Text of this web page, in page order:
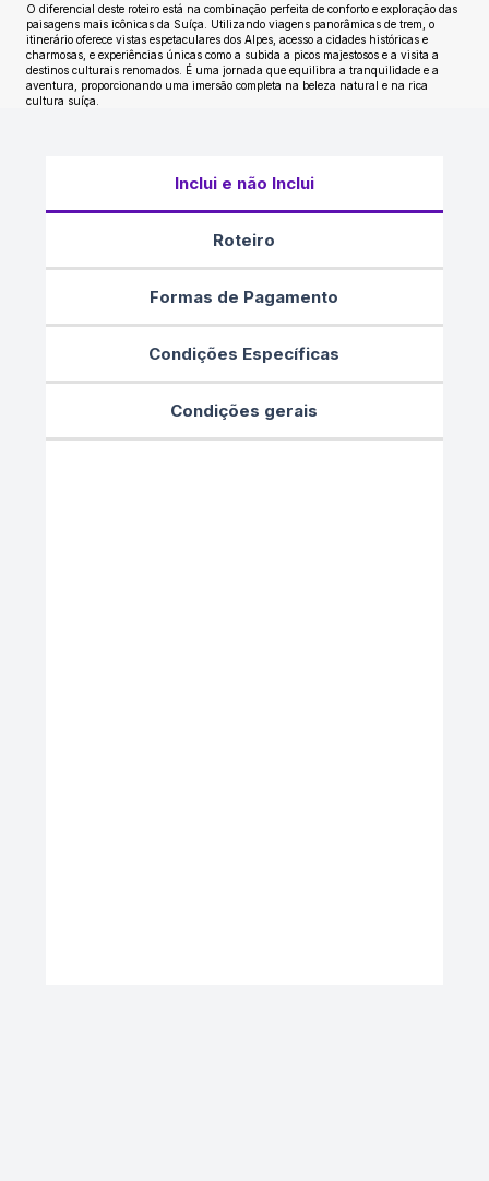
O diferencial deste roteiro está na combinação perfeita de conforto e exploração das
paisagens mais icônicas da Suíça. Utilizando viagens panorâmicas de trem, o
itinerário oferece vistas espetaculares dos Alpes, acesso a cidades históricas e
charmosas, e experiências únicas como a subida a picos majestosos e a visita a
destinos culturais renomados. É uma jornada que equilibra a tranquilidade e a
aventura, proporcionando uma imersão completa na beleza natural e na rica
cultura suíça.
Inclui e não Inclui
Roteiro
Formas de Pagamento
Condições Específicas
Condições gerais